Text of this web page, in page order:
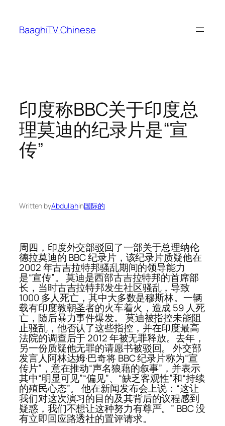
content
BaaghiTV Chinese
印度称BBC关于印度总
理莫迪的纪录片是“宣
传”
Written byAbdullahin国际的
周四，印度外交部驳回了一部关于总理纳伦
德拉莫迪的 BBC 纪录片，该纪录片质疑他在
2002 年古吉拉特邦骚乱期间的领导能力
是“宣传”。 莫迪是西部古吉拉特邦的首席部
长，当时古吉拉特邦发生社区骚乱，导致
1000 多人死亡，其中大多数是穆斯林。一辆
载有印度教朝圣者的火车着火，造成 59 人死
亡，随后暴力事件爆发。 莫迪被指控未能阻
止骚乱，他否认了这些指控，并在印度最高
法院的调查后于 2012 年被无罪释放。去年，
另一份质疑他无罪的请愿书被驳回。 外交部
发言人阿林达姆·巴奇将 BBC 纪录片称为“宣
传片”，意在推动“声名狼藉的叙事”，并表示
其中“明显可见”“偏见”、“缺乏客观性”和“持续
的殖民心态”。 他在新闻发布会上说：“这让
我们对这次演习的目的及其背后的议程感到
疑惑，我们不想让这种努力有尊严。” BBC 没
有立即回应路透社的置评请求。